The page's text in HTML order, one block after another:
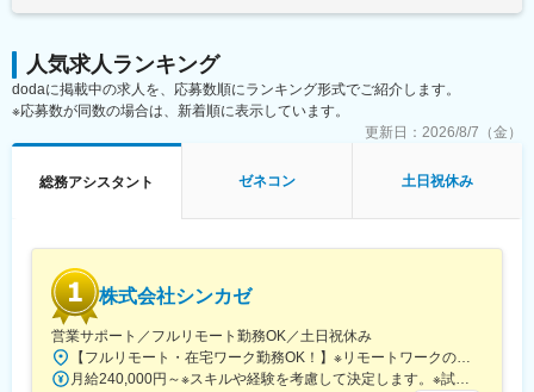
じめてダム現場で実現致しました。
また、協力会社からの信用も高く、協力会社がいてこその現場で
あるという考えが有り「鹿島の社員は紳士的で面倒見が良い」と
よくいわれています。
／集計業務、PowerPointを使用した資料作成／修正業務など。業
務内容はこれまでのご経験やスキル、状況を考慮して決定しま
す。
・当社では業界に先駆けてBIM活用を進めています。BIM連携建設
回りもできる搬送ロボットの開発及び、それらを管理するプラッ
■作品例
東京タワー、日本武道館、あべのハルカス、東京ミッドタウン、
東京ドーム、大阪ドーム、新梅田シティー、ハービス大阪、神戸
ハーバーランド他多数
めた表記です。
人気求人ランキング
dodaに掲載中の求人を、応募数順にランキング形式でご紹介します。
※応募数が同数の場合は、新着順に表示しています。
更新日： 2026/8/7（金）
総務アシスタント ゼネコン 土日祝休み
株式会社シンカゼ
営業サポート／フルリモート勤務OK／土日祝休み